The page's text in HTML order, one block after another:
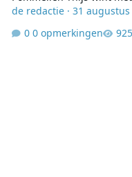
de redactie· 31 augustus
0 opmerkingen